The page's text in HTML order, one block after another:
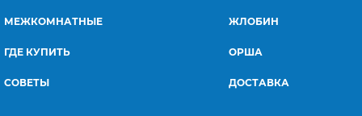
МЕЖКОМНАТНЫЕ
ГДЕ КУПИТЬ
СОВЕТЫ
ЖЛОБИН
ОРША
ДОСТАВКА